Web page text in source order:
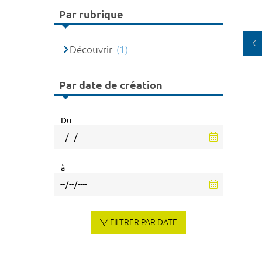
Par rubrique
Découvrir (1)
Par date de création
Du
à
FILTRER PAR DATE